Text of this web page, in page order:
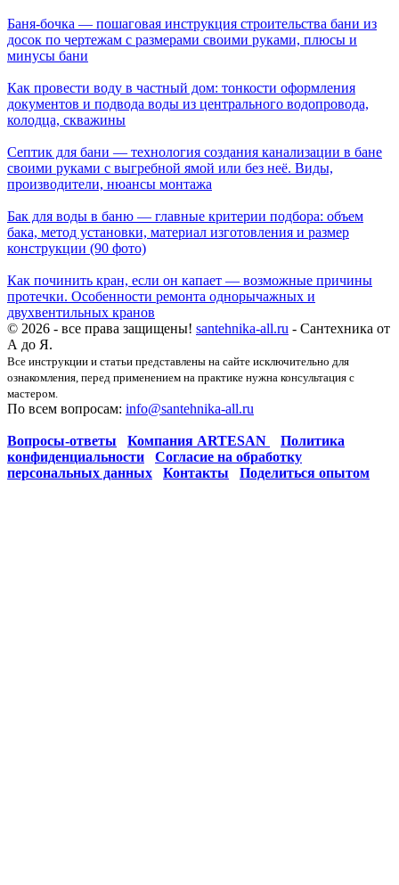
Баня-бочка — пошаговая инструкция строительства бани из
досок по чертежам с размерами своими руками, плюсы и
минусы бани
Как провести воду в частный дом: тонкости оформления
документов и подвода воды из центрального водопровода,
колодца, скважины
Септик для бани — технология создания канализации в бане
своими руками с выгребной ямой или без неё. Виды,
производители, нюансы монтажа
Бак для воды в баню — главные критерии подбора: объем
бака, метод установки, материал изготовления и размер
конструкции (90 фото)
Как починить кран, если он капает — возможные причины
протечки. Особенности ремонта однорычажных и
двухвентильных кранов
© 2026 - все права защищены! santehnika-all.ru - Сантехника от
А до Я.
Все инструкции и статьи представлены на сайте исключительно для
ознакомления, перед применением на практике нужна консультация с
мастером.
По всем вопросам: info@santehnika-all.ru
Вопросы-ответы Компания ARTESAN
Политика
конфиденциальности
Согласие на обработку
персональных данных
Контакты Поделиться опытом